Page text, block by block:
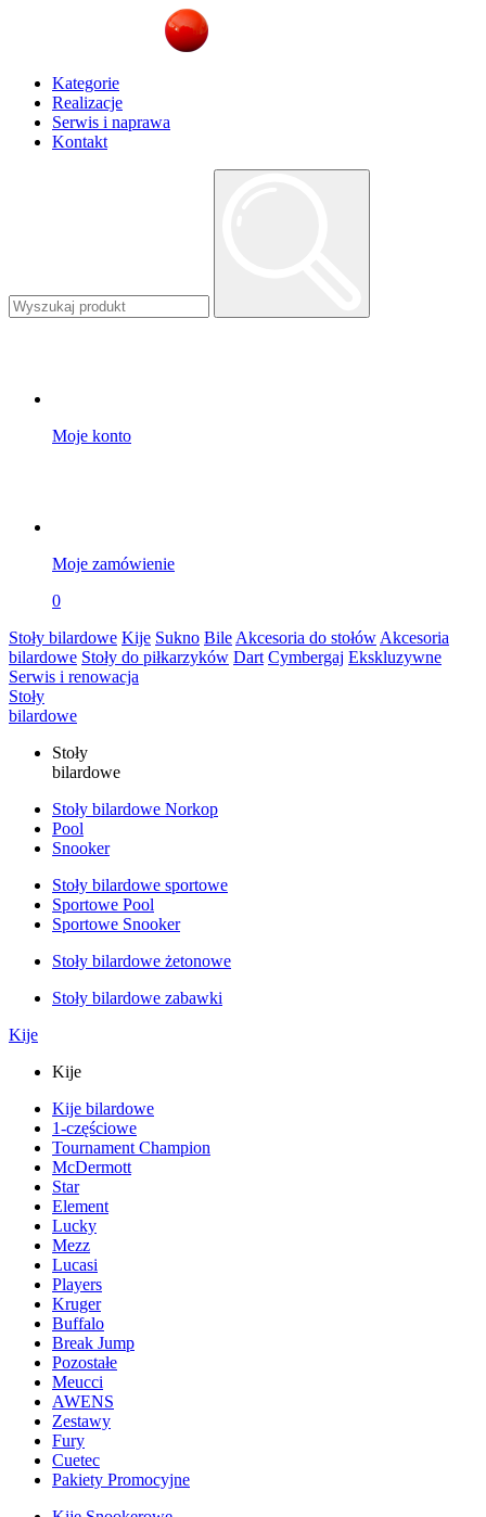
Kategorie
Realizacje
Serwis i naprawa
Kontakt
Moje konto
Moje zamówienie
0
Stoły bilardowe Kije Sukno Bile Akcesoria do stołów Akcesoria
bilardowe Stoły do piłkarzyków Dart Cymbergaj Ekskluzywne
Serwis i renowacja
Stoły
bilardowe
Stoły
bilardowe
Stoły bilardowe Norkop
Pool
Snooker
Stoły bilardowe sportowe
Sportowe Pool
Sportowe Snooker
Stoły bilardowe żetonowe
Stoły bilardowe zabawki
Kije
Kije
Kije bilardowe
1-częściowe
Tournament Champion
McDermott
Star
Element
Lucky
Mezz
Lucasi
Players
Kruger
Buffalo
Break Jump
Pozostałe
Meucci
AWENS
Zestawy
Fury
Cuetec
Pakiety Promocyjne